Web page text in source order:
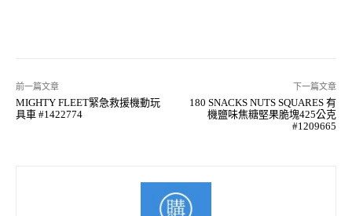
前一篇文章
MIGHTY FLEET緊急救援機動玩
具車 #1422774
下一篇文章
180 SNACKS NUTS SQUARES 有
機鹽味焦糖堅果脆塊425公克
#1209665